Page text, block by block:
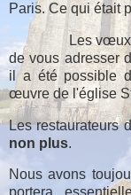
Paris. Ce qui était
Les vœux
de vous adresser
il a été possible
œuvre de l'église
Les restaurateurs
non plus.
Nous avons